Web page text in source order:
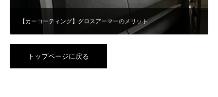
【カーコーティング】グロスアーマーのメリット
トップページに戻る